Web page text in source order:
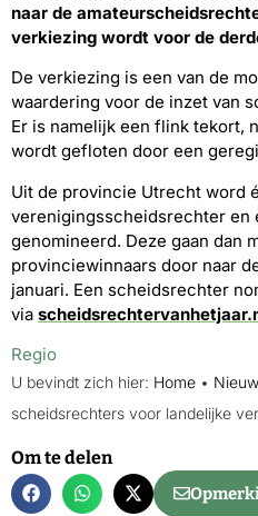
naar de
verkiezing wordt voor de
De verkiezing is een van de
waardering voor de inzet van
Er is namelijk een flink tekort,
wordt gefloten door een
Uit de provincie Utrecht word
verenigingsscheidsrechter en
genomineerd. Deze gaan dan
provinciewinnaars door naar
januari. Een scheidsrechter
via
Regio
U bevindt zich hier: Home •
scheidsrechters voor landelijke
Om te delen